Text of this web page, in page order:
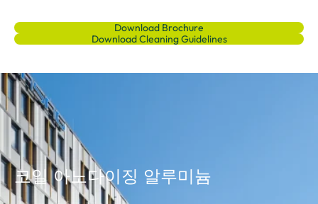
Download Brochure
Download Cleaning Guidelines
코일 아노다이징 알루미늄